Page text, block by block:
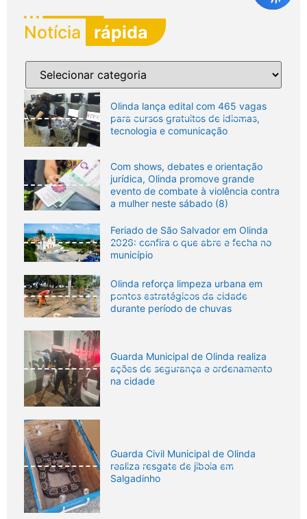
Notícia rápida
Olinda lança edital com 465 vagas
para cursos gratuitos de idiomas,
tecnologia e comunicação
Com shows, debates e orientação
jurídica, Olinda promove grande
evento de combate à violência contra
a mulher neste sábado (8)
Feriado de São Salvador em Olinda
2026: confira o que abre e fecha no
município
Olinda reforça limpeza urbana em
pontos estratégicos da cidade
durante período de chuvas
Guarda Municipal de Olinda realiza
ações de segurança e ordenamento
na cidade
Guarda Civil Municipal de Olinda
realiza resgate de jiboia em
Salgadinho